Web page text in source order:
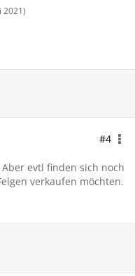
2021)
#4
evtl finden sich noch
verkaufen möchten.